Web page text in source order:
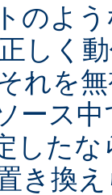
のよ
しく
れを
ース
した
き換